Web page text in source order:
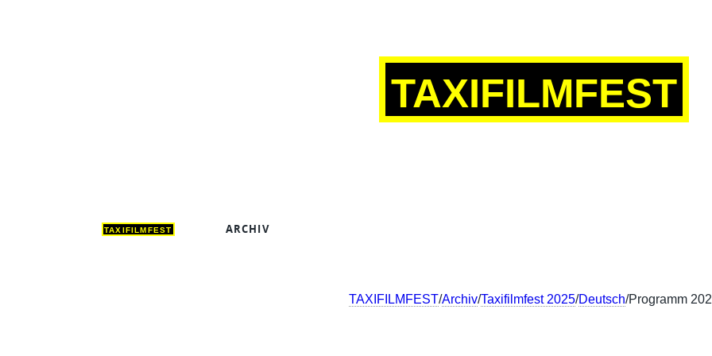
TAXIFILMFEST
TAXIFILMFEST ARCHIV
TAXIFILMFEST/Archiv/Taxifilmfest 2025/Deutsch/Programm